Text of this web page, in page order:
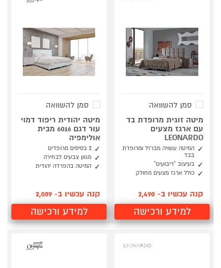
סמן להשוואה
מיטה זוגית מרופדת בד
עם ארגז מצעים
LEONARDO
המיטה עשויה מברזל ומרופדת
בבד
בעיצוב "ריבועים"
כולל ארגז מצעים מחולק
קנה עכשיו ב- 2,490
למידע ורכישה
סמן להשוואה
מיטה יהודית ריפוד דמוי
עור דגם 6016 מבית
אולימפיה
2 בסיסים מרופדים
מגוון צבעים לבחירה
המיטה בהפרדה יהודית
קנה עכשיו ב- 2,089
למידע ורכישה